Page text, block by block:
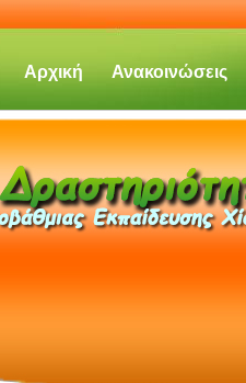
Αρχική Ανακοινώσεις